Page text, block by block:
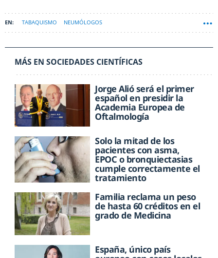
TABAQUISMO NEUMÓLOGOS
MÁS EN SOCIEDADES CIENTÍFICAS
Jorge Alió será el primer
español en presidir la
Academia Europea de
Oftalmología
Solo la mitad de los
pacientes con asma,
EPOC o bronquiectasias
cumple correctamente el
tratamiento
Familia reclama un peso
de hasta 60 créditos en el
grado de Medicina
España, único país